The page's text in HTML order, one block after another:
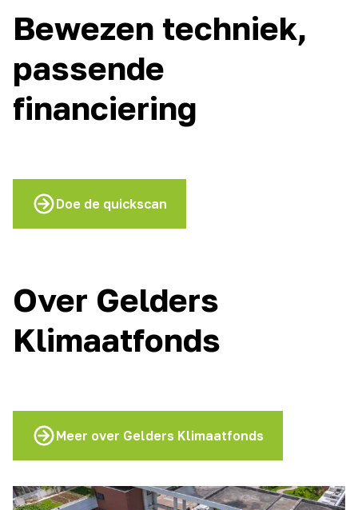
Bewezen techniek,
passende
financiering
Doe de quickscan
Over Gelders
Klimaatfonds
Meer over Gelders Klimaatfonds